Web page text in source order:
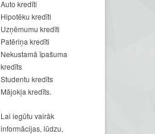
Auto kredīti
Hipotēku kredīti
Uzņēmumu kredīti
Patēriņa kredīti
Nekustamā īpašuma
kredīts
Studentu kredīts
Mājokļa kredīts.
Lai iegūtu vairāk
informācijas, lūdzu,